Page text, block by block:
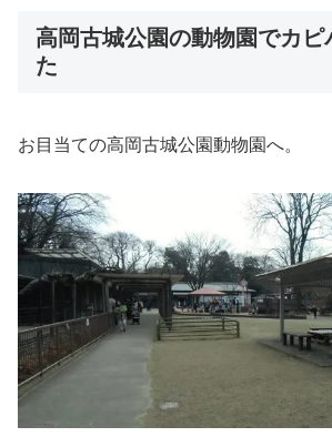
高岡古城公園の動物園でカピ
た
お目当ての高岡古城公園動物園へ。